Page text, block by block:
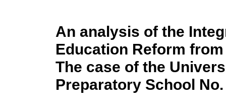
An analysis of the
Education Reform
The case of the
Preparatory School